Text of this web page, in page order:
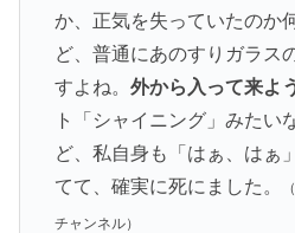
か、正気を失っていたのか
ど、普通にあのすりガラス
すよね。 外から入って来よ
ト「シャイニング」みたい
ど、私自身も「はぁ、はぁ
てて、確実に死にました。
チャンネル）